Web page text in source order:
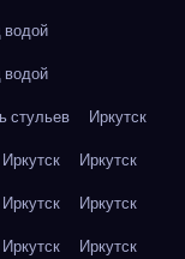
стульев
Иркутск
Иркутск
Иркутск
Иркутск
Иркутск
Иркутск
Иркутск